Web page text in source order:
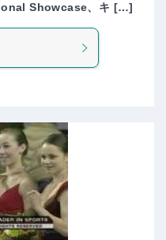
Showcase、キ […]